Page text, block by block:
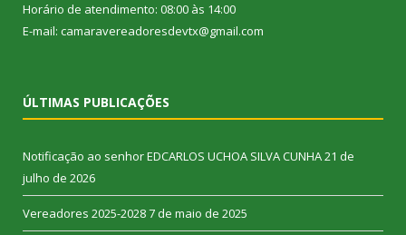
Horário de atendimento: 08:00 às 14:00
E-mail: camaravereadoresdevtx@gmail.com
ÚLTIMAS PUBLICAÇÕES
Notificação ao senhor EDCARLOS UCHOA SILVA CUNHA21 de
julho de 2026
Vereadores 2025-20287 de maio de 2025